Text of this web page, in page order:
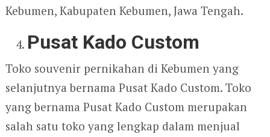
Kebumen, Kabupaten Kebumen, Jawa Tengah.
Pusat Kado Custom
Toko souvenir pernikahan di Kebumen yang
selanjutnya bernama Pusat Kado Custom. Toko
yang bernama Pusat Kado Custom merupakan
salah satu toko yang lengkap dalam menjual